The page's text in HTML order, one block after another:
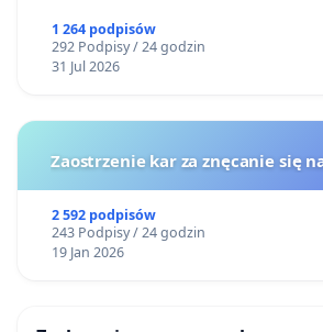
1 264 podpisów
292 Podpisy / 24 godzin
31 Jul 2026
Zaostrzenie kar za znęcanie się
2 592 podpisów
243 Podpisy / 24 godzin
19 Jan 2026